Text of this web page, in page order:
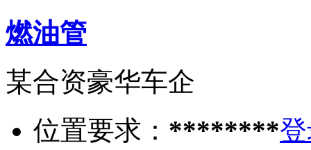
燃油管
某合资豪华车企
位置要求： ********